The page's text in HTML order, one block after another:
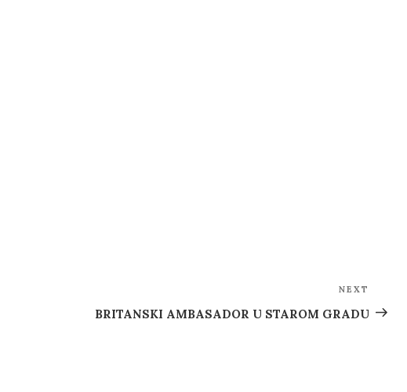
Post
NEXT
BRITANSKI AMBASADOR U STAROM GRADU